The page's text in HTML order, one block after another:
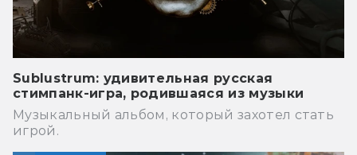
Sublustrum: удивительная русская
стимпанк-игра, родившаяся из музыки
Музыкальный альбом, который захотел стать
игрой.